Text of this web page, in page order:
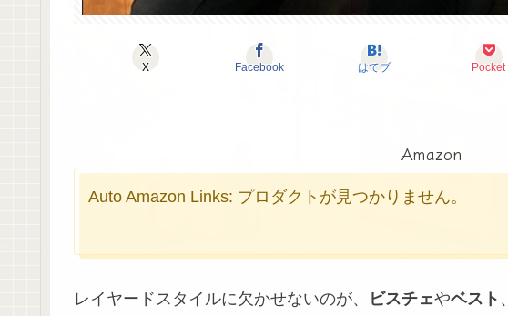
X Facebook はてブ Pocket
Amazon
Auto Amazon Links: プロダクトが見つかりません。
レイヤードスタイルに欠かせないのが、 ビスチェやベスト 、